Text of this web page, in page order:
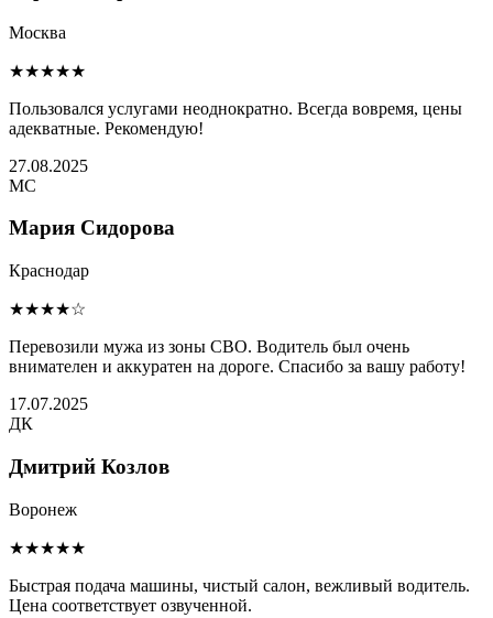
Москва
★★★★★
Пользовался услугами неоднократно. Всегда вовремя, цены
адекватные. Рекомендую!
27.08.2025
МС
Мария Сидорова
Краснодар
★★★★☆
Перевозили мужа из зоны СВО. Водитель был очень
внимателен и аккуратен на дороге. Спасибо за вашу работу!
17.07.2025
ДК
Дмитрий Козлов
Воронеж
★★★★★
Быстрая подача машины, чистый салон, вежливый водитель.
Цена соответствует озвученной.